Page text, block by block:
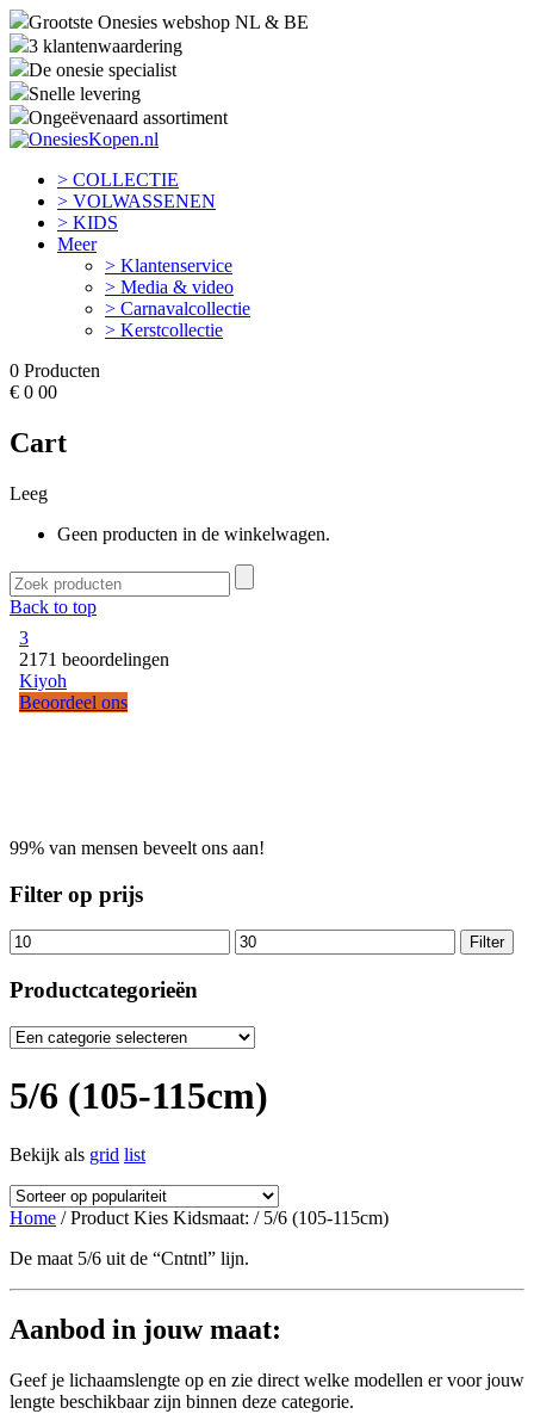
Grootste Onesies webshop NL & BE
3 klantenwaardering
De onesie specialist
Snelle levering
Ongeëvenaard assortiment
> COLLECTIE
> VOLWASSENEN
> KIDS
Meer
> Klantenservice
> Media & video
> Carnavalcollectie
> Kerstcollectie
0 Producten
€ 0 00
Cart
Leeg
Geen producten in de winkelwagen.
Back to top
99% van mensen beveelt ons aan!
Filter op prijs
Filter
Productcategorieën
5/6 (105-115cm)
Bekijk als grid list
Home / Product Kies Kidsmaat: / 5/6 (105-115cm)
De maat 5/6 uit de “Cntntl” lijn.
Aanbod in jouw maat:
Geef je lichaamslengte op en zie direct welke modellen er voor jouw
lengte beschikbaar zijn binnen deze categorie.